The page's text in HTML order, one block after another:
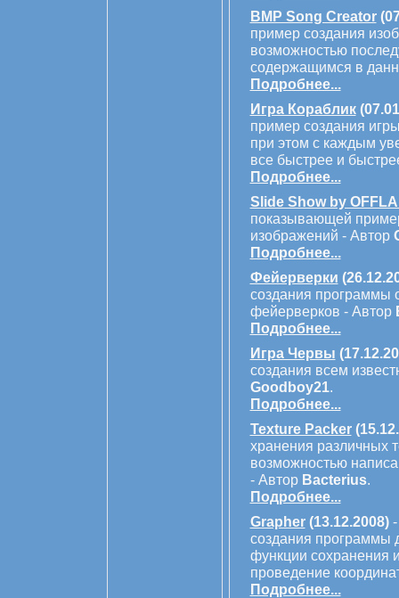
BMP Song Creator
пример создания
возможностью
содержащимся в
Подробнее...
Игра Кораблик
пример создания
при этом с каждым
все быстрее и
Подробнее...
Slide Show by
показывающей
изображений - Автор
Подробнее...
Фейерверки
создания программы
фейерверков - Автор
Подробнее...
Игра Червы
создания всем
Goodboy21.
Подробнее...
Texture Packer
хранения различных
возможностью
- Автор Bacterius.
Подробнее...
Grapher(13.12.2008)-
создания программы
функции сохранения
проведение
Подробнее...